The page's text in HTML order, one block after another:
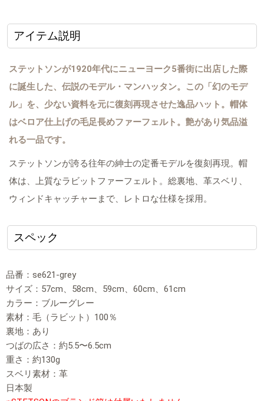
アイテム説明
ステットソンが1920年代にニューヨーク5番街に出店した際
に誕生した、伝説のモデル・マンハッタン。この「幻のモデ
ル」を、少ない資料を元に復刻再現させた逸品ハット。帽体
はベロア仕上げの毛足長めファーフェルト。艶があり気品溢
れる一品です。
ステットソンが誇る往年の紳士の定番モデルを復刻再現。帽
体は、上質なラビットファーフェルト。総裏地、革スベリ、
ウィンドキャッチャーまで、レトロな仕様を採用。
スペック
品番：se621-grey
サイズ：57cm、58cm、59cm、60cm、61cm
カラー：ブルーグレー
素材：毛（ラビット）100％
裏地：あり
つばの広さ：約5.5〜6.5cm
重さ：約130g
スベリ素材：革
日本製